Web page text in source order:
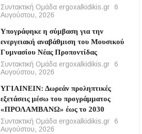
Συντακτική Ομάδα ergoxalkidikis.gr
6
Αυγούστου, 2026
Υπογράφηκε η σύμβαση για την
ενεργειακή αναβάθμιση του Μουσικού
Γυμνασίου Νέας Προποντίδας
Συντακτική Ομάδα ergoxalkidikis.gr
6
Αυγούστου, 2026
ΥΓΙΑΙΝΕΙΝ: Δωρεάν προληπτικές
εξετάσεις μέσω του προγράμματος
«ΠΡΟΛΑΜΒΑΝΩ» έως το 2030
Συντακτική Ομάδα ergoxalkidikis.gr
6
Αυγούστου, 2026